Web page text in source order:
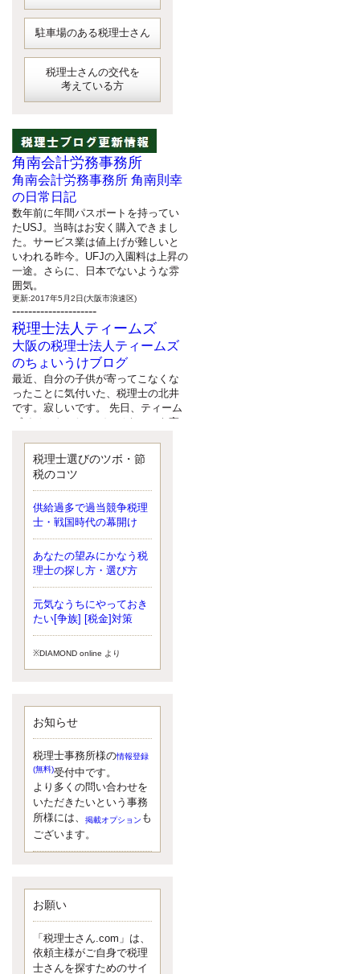
駐車場のある税理士さん
税理士さんの交代を
考えている方
角南会計労務事務所
角南会計労務事務所 角南則幸
の日常日記
数年前に年間パスポートを持ってい
たUSJ。当時はお安く購入できまし
た。サービス業は値上げが難しいと
いわれる昨今。UFJの入園料は上昇の
一途。さらに、日本でないような雰
囲気。
更新:2017年5月2日(大阪市浪速区)
---------------------
税理士法人ティームズ
大阪の税理士法人ティームズ
のちょいうけブログ
最近、自分の子供が寄ってこなくな
ったことに気付いた、税理士の北井
です。寂しいです。 先日、ティーム
ズイベントとしてバーベキューを実
と思いましたが、そこはセンスある
後のブロガーに任せようと思いま
更新:2017年5月1日(大阪市北区)
---------------------
サクセス会計事務所
サクセス税理士のお役立ちブ
ログ
平成２７年１月１日以降開始の相続
より、相続税の基礎控除額（相続税
が課税されない遺産の上限額）が縮
小されたため、お亡くなりになった
更新:2017年5月1日(大阪市中央区)
---------------------
湘南のぽっちゃり女性税理士
松村文子と湘南ＢＵ
また最近、税理士試験のご相談を受
けることおおくなりました。受験申
し込み受け付け開始になるからです
ね。勉強したが、中途半端なので、
受験が無駄に思っている人もいるよ
うです。まず、私ならダメと思う前
に、全力で勝負してみたいです！
更新:2017年5月1日(神奈川県藤沢市)
---------------------
イクメン税理士による税金ブ
ログです。
なくて七クセ 目は口ほどにモノを言
う 色んなことわざがありますが、無
意識に出ている身体のサイン。 心理
学では、ちゃんと意味があるようで
税理士選びのツボ・節
税のコツ
供給過多で過当競争税理
士・戦国時代の幕開け
あなたの望みにかなう税
理士の探し方・選び方
元気なうちにやっておき
たい[争族] [税金]対策
※DIAMOND online より
お知らせ
税理士事務所様の情報登録
(無料)受付中です。
より多くの問い合わせを
いただきたいという事務
所様には、
掲載オプション も
ございます。
お願い
「税理士さん.com」は、
依頼主様がご自身で税理
士さんを探すためのサイ